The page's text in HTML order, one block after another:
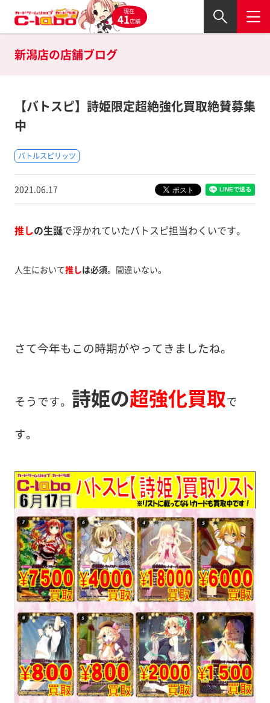
現在
41店舗
新潟店の店舗ブログ
【バトスピ】詩姫限定超絶強化買取絶賛募集
中
バトルスピリッツ
2021.06.17
推しの生誕で浮かれていたバトスピ担当わくいです。
人生において推しは必須。間違いない。
さて今年もこの時期がやってきましたね。
そうです。 詩姫の超強化買取で
す。